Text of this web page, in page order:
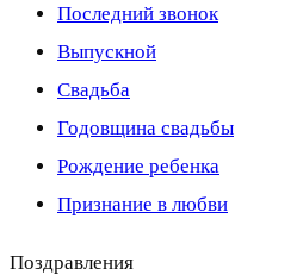
Последний звонок
Выпускной
Свадьба
Годовщина свадьбы
Рождение ребенка
Признание в любви
Поздравления